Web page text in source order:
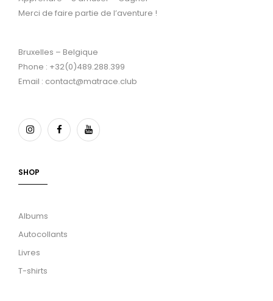
Merci de faire partie de l’aventure !
Bruxelles – Belgique
Phone : +32(0)489.288.399
Email : contact@matrace.club
SHOP
Albums
Autocollants
Livres
T-shirts